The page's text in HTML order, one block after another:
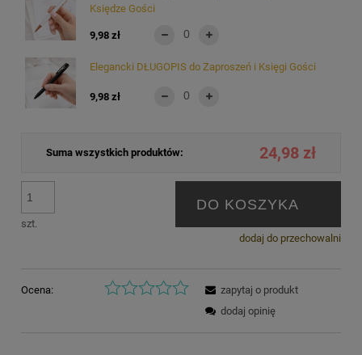
Księdze Gości
9,98 zł
Elegancki DŁUGOPIS do Zaproszeń i Księgi Gości
9,98 zł
Suma wszystkich produktów: 24,98 zł
szt.
DO KOSZYKA
dodaj do przechowalni
Ocena:
zapytaj o produkt
dodaj opinię